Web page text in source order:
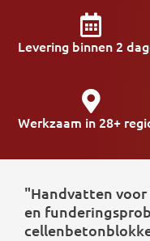
Levering binnen 2
Werkzaam in 28+
"Handvatten voor
en